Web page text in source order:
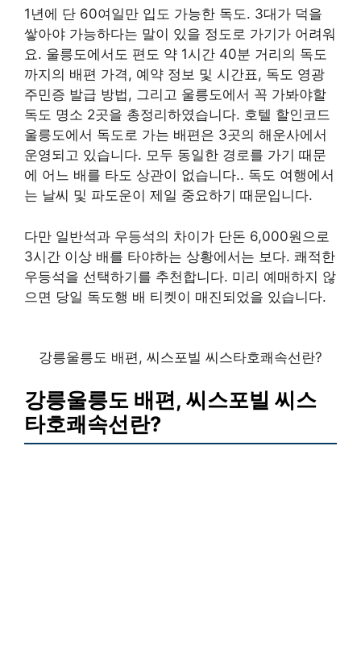
1년에 단 60여일만 입도 가능한 독도. 3대가 덕을
쌓아야 가능하다는 말이 있을 정도로 가기가 어려워
요. 울릉도에서도 편도 약 1시간 40분 거리의 독도
까지의 배편 가격, 예약 정보 및 시간표, 독도 영광
주민증 발급 방법, 그리고 울릉도에서 꼭 가봐야할
독도 명소 2곳을 총정리하였습니다. 호텔 할인코드
울릉도에서 독도로 가는 배편은 3곳의 해운사에서
운영되고 있습니다. 모두 동일한 경로를 가기 때문
에 어느 배를 타도 상관이 없습니다.. 독도 여행에서
는 날씨 및 파도운이 제일 중요하기 때문입니다.
다만 일반석과 우등석의 차이가 단돈 6,000원으로
3시간 이상 배를 타야하는 상황에서는 보다. 쾌적한
우등석을 선택하기를 추천합니다. 미리 예매하지 않
으면 당일 독도행 배 티켓이 매진되었을 있습니다.
강릉울릉도 배편, 씨스포빌 씨스타호쾌속선란?
강릉울릉도 배편, 씨스포빌 씨스
타호쾌속선란?